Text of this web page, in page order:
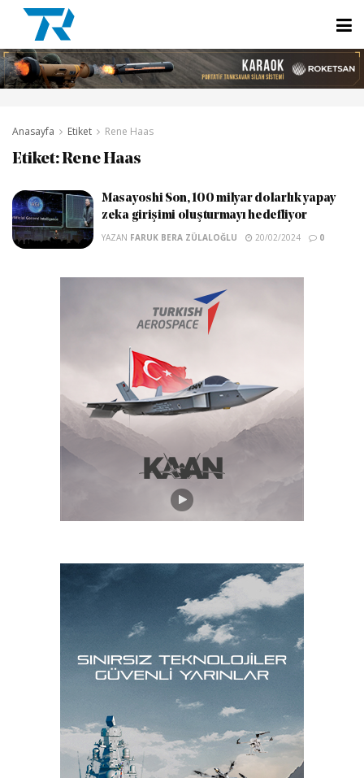
Anasayfa Etiket Rene Haas
Etiket:Rene Haas
Masayoshi Son, 100 milyar dolarlık yapay
zeka girişimi oluşturmayı hedefliyor
YAZAN FARUK BERA ZÜLALOĞLU 20/02/2024 0